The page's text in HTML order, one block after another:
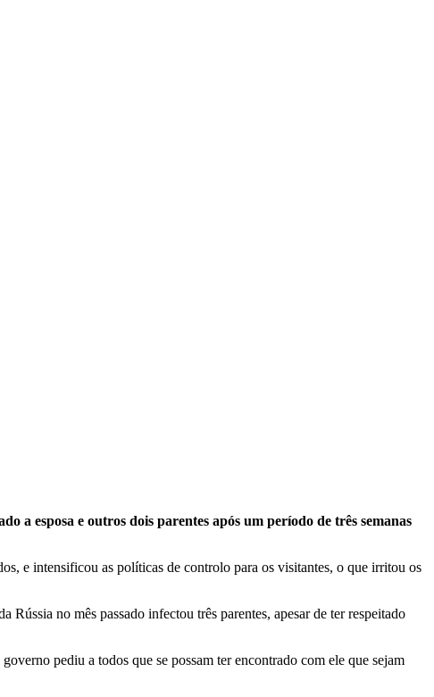
a esposa e outros dois parentes após um período de três semanas
e intensificou as políticas de controlo para os visitantes, o que irritou os
no mês passado infectou três parentes, apesar de ter respeitado
pediu a todos que se possam ter encontrado com ele que sejam